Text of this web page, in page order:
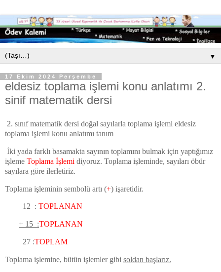
▼
17 Ekim 2024 Perşembe
eldesiz toplama işlemi konu anlatımı 2.
sinif matematik dersi
2. sınıf matematik dersi doğal sayılarla toplama işlemi eldesiz
toplama işlemi konu anlatımı tanım
İki yada farklı basamakta sayının toplamını bulmak için yaptığımız
işleme Toplama İşlemi diyoruz. Toplama işleminde, sayıları öbür
sayılara göre ilerletiriz.
Toplama işleminin sembolü artı (+) işaretidir.
12 : TOPLANAN
+ 15 :TOPLANAN
27 :TOPLAM
Toplama işlemine, bütün işlemler gibi soldan başlarız.